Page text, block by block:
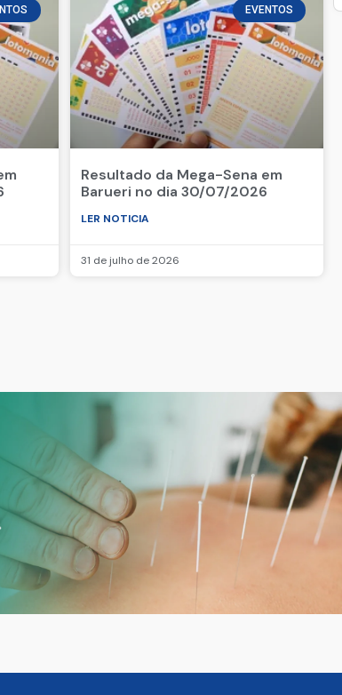
EVENTOS
Resultado da Mega-Sena em
Barueri no dia 30/07/2026
LER NOTICIA
31 de julho de 2026